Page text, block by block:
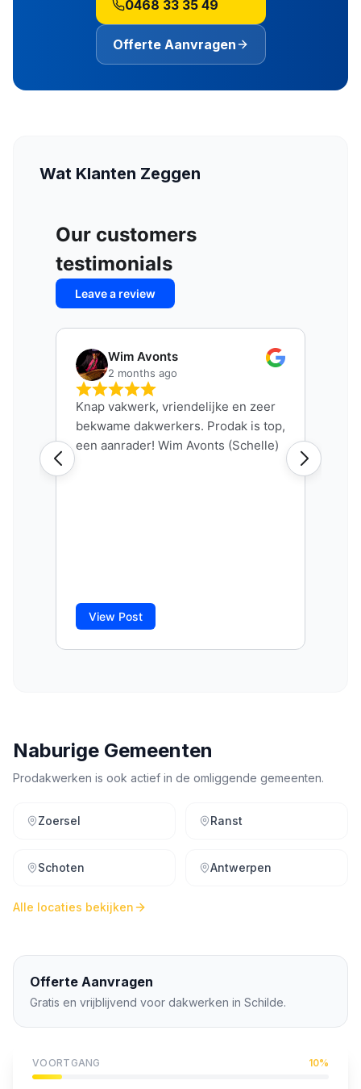
0468 33 35 49
Offerte Aanvragen
Wat Klanten Zeggen
Naburige Gemeenten
Prodakwerken is ook actief in de omliggende gemeenten.
Zoersel Ranst
Schoten Antwerpen
Alle locaties bekijken
Offerte Aanvragen
Gratis en vrijblijvend voor dakwerken in Schilde.
VOORTGANG 10%